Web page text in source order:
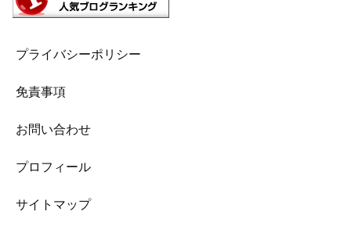
プライバシーポリシー
免責事項
お問い合わせ
プロフィール
サイトマップ